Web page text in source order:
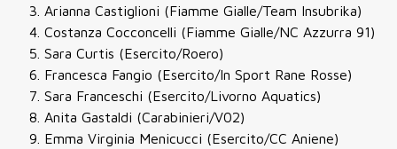
Arianna Castiglioni (Fiamme Gialle/Team Insubrika)
Costanza Cocconcelli (Fiamme Gialle/NC Azzurra 91)
Sara Curtis (Esercito/Roero)
Francesca Fangio (Esercito/In Sport Rane Rosse)
Sara Franceschi (Esercito/Livorno Aquatics)
Anita Gastaldi (Carabinieri/V02)
Emma Virginia Menicucci (Esercito/CC Aniene)